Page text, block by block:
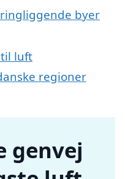
byer
luft
regioner
genvej